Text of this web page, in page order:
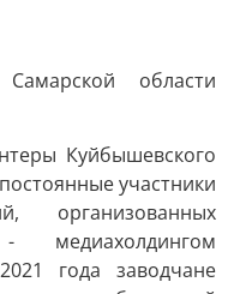
области
Куйбышевского
участники
организованных
медиахолдингом
года заводчане